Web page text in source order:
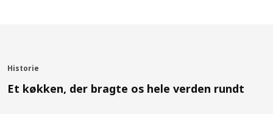
Historie
Et køkken, der bragte os hele verden rundt